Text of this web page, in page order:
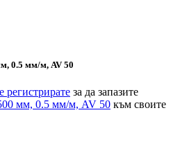
0.5 мм/м, AV 50
регистрирате за да запазите
мм, 0.5 мм/м, AV 50 към своите